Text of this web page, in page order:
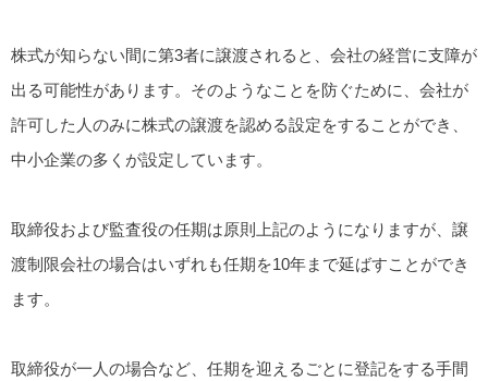
株式が知らない間に第3者に譲渡されると、会社の経営に支障が
出る可能性があります。そのようなことを防ぐために、会社が
許可した人のみに株式の譲渡を認める設定をすることができ、
中小企業の多くが設定しています。
取締役および監査役の任期は原則上記のようになりますが、譲
渡制限会社の場合はいずれも任期を10年まで延ばすことができ
ます。
取締役が一人の場合など、任期を迎えるごとに登記をする手間